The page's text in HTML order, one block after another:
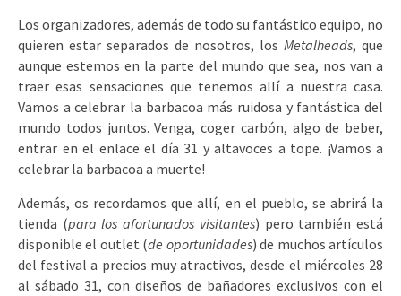
Los organizadores, además de todo su fantástico equipo, no
quieren estar separados de nosotros, los Metalheads, que
aunque estemos en la parte del mundo que sea, nos van a
traer esas sensaciones que tenemos allí a nuestra casa.
Vamos a celebrar la barbacoa más ruidosa y fantástica del
mundo todos juntos. Venga, coger carbón, algo de beber,
entrar en el enlace el día 31 y altavoces a tope. ¡Vamos a
celebrar la barbacoa a muerte!
Además, os recordamos que allí, en el pueblo, se abrirá la
tienda (para los afortunados visitantes) pero también está
disponible el outlet (de oportunidades) de muchos artículos
del festival a precios muy atractivos, desde el miércoles 28
al sábado 31, con diseños de bañadores exclusivos con el